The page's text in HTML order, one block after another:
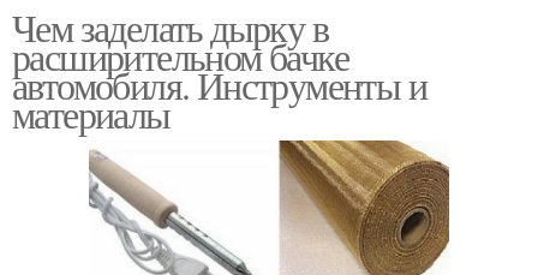
расширительном бачке
Расширительная
ёмкость
Чем заделать дырку в
расширительном бачке
автомобиля. Инструменты и
материалы